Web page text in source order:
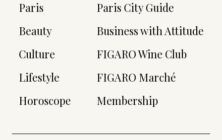
Paris
Beauty
Culture
Lifestyle
Horoscope
Paris City Guide
Business with Attitude
FIGARO Wine Club
FIGARO Marché
Membership